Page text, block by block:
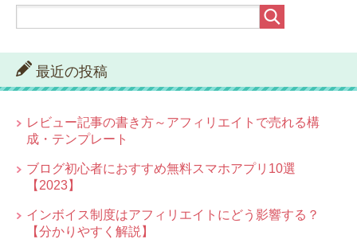
最近の投稿
レビュー記事の書き方～アフィリエイトで売れる構
成・テンプレート
ブログ初心者におすすめ無料スマホアプリ10選
【2023】
インボイス制度はアフィリエイトにどう影響する？
【分かりやすく解説】